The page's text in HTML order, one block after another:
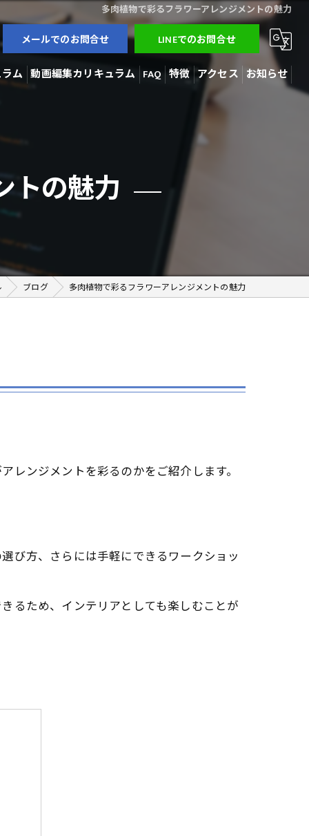
多肉植物で彩るフラワーアレンジメントの魅力
メールでのお問合せ LINEでのお問合せ
ム 動画編集カリキュラム FAQ 特徴
3Dモデラー
AI開発
動画編集
在宅勤務
アクセス お知らせ
トの魅力
ブログ 多肉植物で彩るフラワーアレンジメントの魅力
ンジメントを彩るのかをご紹介します。
び方、さらには手軽にできるワークショッ
るため、インテリアとしても楽しむことが